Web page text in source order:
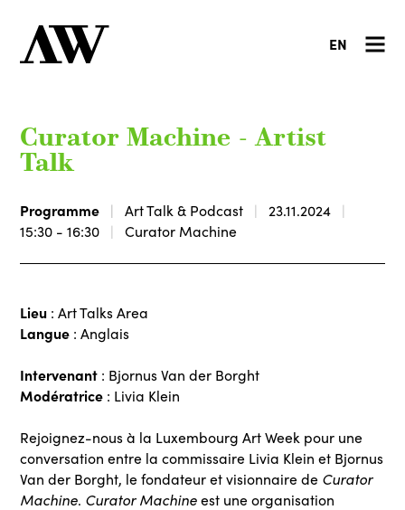
EN
Curator Machine - Artist
Talk
Programme Art Talk & Podcast
23.11.2024
15:30 - 16:30
Curator Machine
Lieu : Art Talks Area
Langue : Anglais
Intervenant : Bjornus Van der Borght
Modératrice : Livia Klein
Rejoignez-nous à la Luxembourg Art Week pour une
conversation entre la commissaire Livia Klein et Bjornus
Van der Borght, le fondateur et visionnaire de Curator
Machine. Curator Machineest une organisation